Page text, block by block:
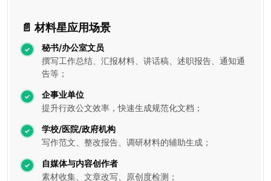
📄 材料星应用场景
秘书/办公室文员
撰写工作总结、汇报材料、讲话稿、述职报告、通知通
告等；
企事业单位
提升行政公文效率，快速生成规范化文档；
学校/医院/政府机构
写作范文、整改报告、调研材料的辅助生成；
自媒体与内容创作者
素材收集、文章改写、原创度检测；